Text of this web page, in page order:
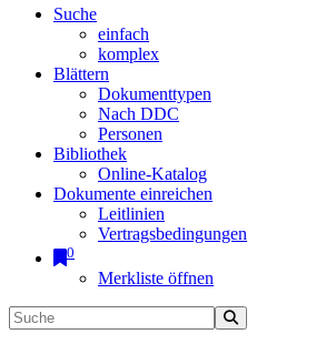
Suche
einfach
komplex
Blättern
Dokumenttypen
Nach DDC
Personen
Bibliothek
Online-Katalog
Dokumente einreichen
Leitlinien
Vertragsbedingungen
0
Merkliste öffnen